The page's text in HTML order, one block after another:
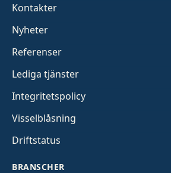
Kontakter
Nyheter
Referenser
Lediga tjänster
Integritetspolicy
Visselblåsning
Driftstatus
BRANSCHER